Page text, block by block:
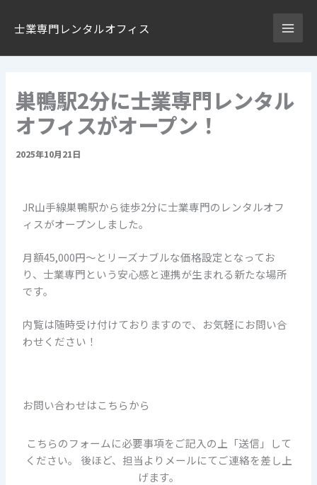
ス
士業専門レンタルオフィス
巣鴨駅2分に士業専門レンタル
オフィスがオープン！
2025年10月21日
JR山手線巣鴨駅から徒歩2分に士業専門のレンタルオフ
ィスがオープンしました。
月額45,000円〜とリーズナブルな価格設定となってお
り、士業専門という安心感と連携が生まれる新たな場所
です。
内覧は随時受け付けておりますので、お気軽にお問い合
わせください！
お問い合わせはこちらから
こちらのフォームに必要事項をご記入の上「送信」して
ください。 後ほど、担当よりメールにてご連絡を差し上
げます。